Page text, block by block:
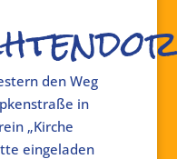
den Weg
in
„Kirche
eingeladen